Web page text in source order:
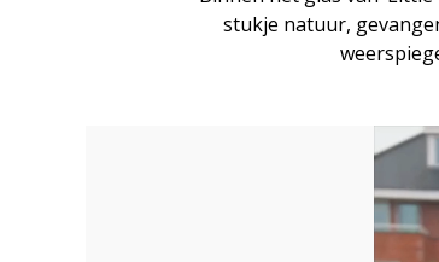
stukje natuur,